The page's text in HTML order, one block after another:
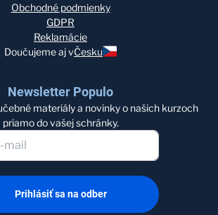
Obchodné podmienky
GDPR
Reklamácie
Doučujeme aj vČesku
Newsletter Populo
materiály a novinky o našich kurzoch
priamo do vašej schránky.
Prihlásiť sa na odber